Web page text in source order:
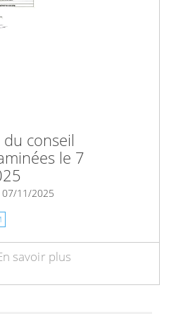
conseil
le 7
07/11/2025
savoir plus